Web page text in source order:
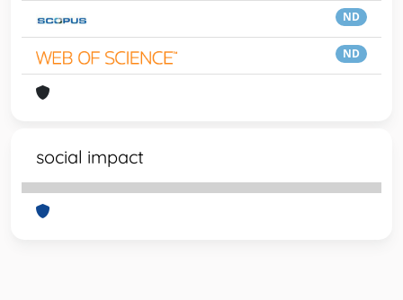
ND
ND
social impact